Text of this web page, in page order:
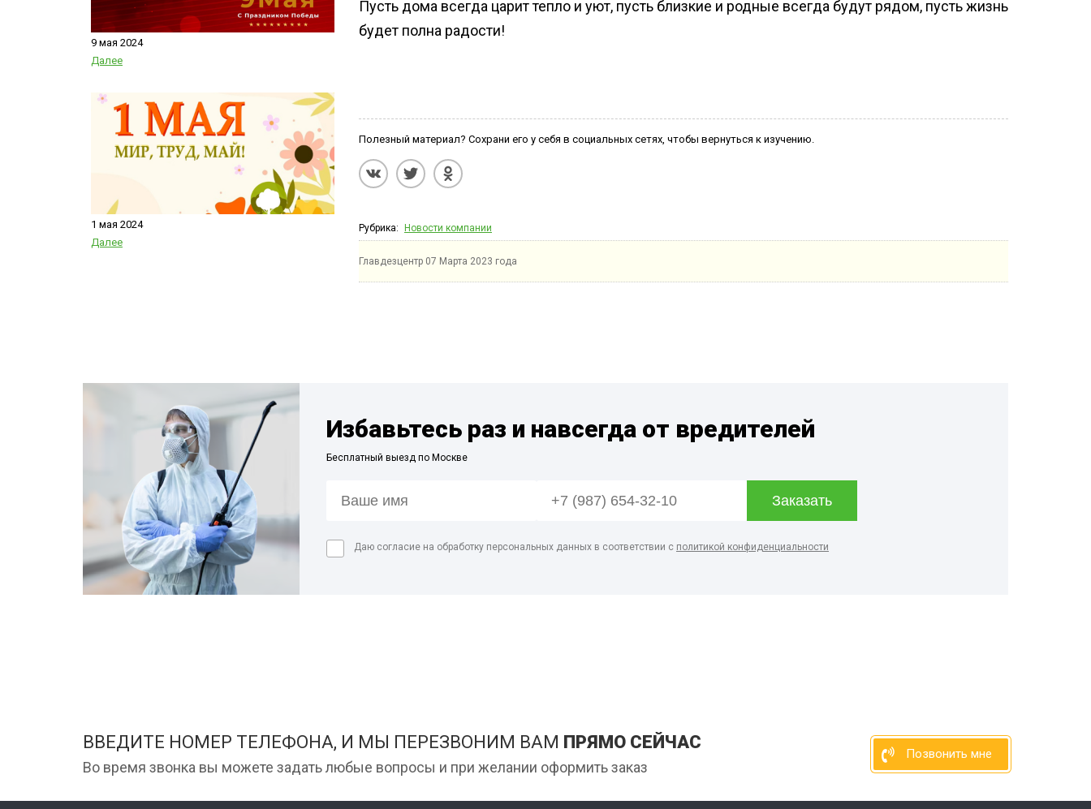
9 мая 2024
Далее
1 мая 2024
Далее
Пусть дома всегда царит тепло и уют, пусть близкие и родные всегда будут рядом, пусть жизнь
будет полна радости!
Полезный материал? Сохрани его у себя в социальных сетях, чтобы вернуться к изучению.
Рубрика: Новости компании
Главдезцентр 07 Марта 2023 года
Избавьтесь раз и навсегда от вредителей
Бесплатный выезд по Москве
Даю согласие на обработку персональных данных в соответствии с политикой конфиденциальности
ВВЕДИТЕ НОМЕР ТЕЛЕФОНА, И МЫ ПЕРЕЗВОНИМ ВАМ ПРЯМО СЕЙЧАС
Во время звонка вы можете задать любые вопросы и при желании оформить заказ
Позвонить мне